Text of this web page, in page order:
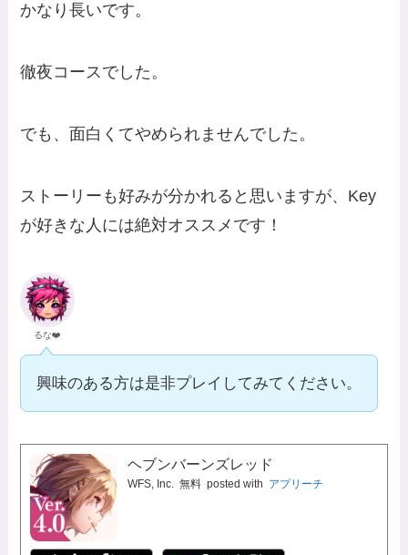
かなり長いです。
徹夜コースでした。
でも、面白くてやめられませんでした。
ストーリーも好みが分かれると思いますが、Key
が好きな人には絶対オススメです！
るな❤️
興味のある方は是非プレイしてみてください。
ヘブンバーンズレッド
WFS, Inc. 無料 posted with アプリーチ